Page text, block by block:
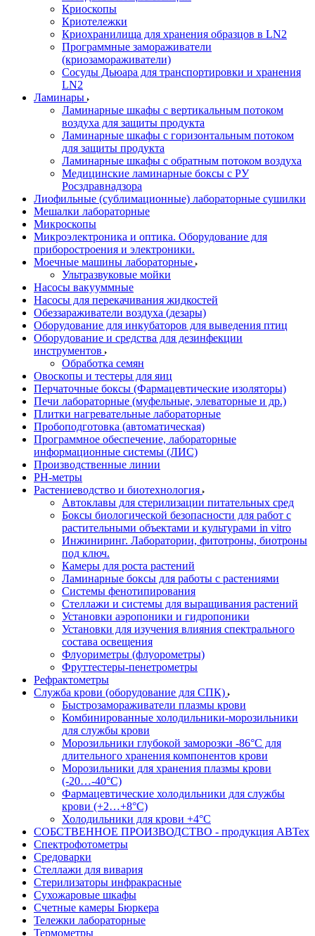
Криоскопы
Криотележки
Криохранилища для хранения образцов в LN2
Программные замораживатели
(криозамораживатели)
Сосуды Дьюара для транспортировки и хранения
LN2
Ламинары
Ламинарные шкафы с вертикальным потоком
воздуха для защиты продукта
Ламинарные шкафы с горизонтальным потоком
для защиты продукта
Ламинарные шкафы с обратным потоком воздуха
Медицинские ламинарные боксы с РУ
Росздравнадзора
Лиофильные (сублимационные) лабораторные сушилки
Мешалки лабораторные
Микроскопы
Микроэлектроника и оптика. Оборудование для
приборостроения и электроники.
Моечные машины лабораторные
Ультразвуковые мойки
Насосы вакууммные
Насосы для перекачивания жидкостей
Обеззараживатели воздуха (дезары)
Оборудование для инкубаторов для выведения птиц
Оборудование и средства для дезинфекции
инструментов
Обработка семян
Овоскопы и тестеры для яиц
Перчаточные боксы (Фармацевтические изоляторы)
Печи лабораторные (муфельные, элеваторные и др.)
Плитки нагревательные лабораторные
Пробоподготовка (автоматическая)
Программное обеспечение, лабораторные
информационные системы (ЛИС)
Производственные линии
РH-метры
Растениеводство и биотехнология
Автоклавы для стерилизации питательных сред
Боксы биологической безопасности для работ с
растительными объектами и культурами in vitro
Инжиниринг. Лаборатории, фитотроны, биотроны
под ключ.
Камеры для роста растений
Ламинарные боксы для работы с растениями
Системы фенотипирования
Стеллажи и системы для выращивания растений
Установки аэропоники и гидропоники
Установки для изучения влияния спектрального
состава освещения
Флуориметры (флуорометры)
Фруттестеры-пенетрометры
Рефрактометры
Служба крови (оборудование для СПК)
Быстрозамораживатели плазмы крови
Комбинированные холодильники-морозильники
для службы крови
Морозильники глубокой заморозки -86°С для
длительного хранения компонентов крови
Морозильники для хранения плазмы крови
(-20…-40°С)
Фармацевтические холодильники для службы
крови (+2…+8°С)
Холодильники для крови +4°С
СОБСТВЕННОЕ ПРОИЗВОДСТВО - продукция АВТех
Спектрофотометры
Средоварки
Стеллажи для вивария
Стерилизаторы инфракрасные
Сухожаровые шкафы
Счетные камеры Бюркера
Тележки лабораторные
Термометры